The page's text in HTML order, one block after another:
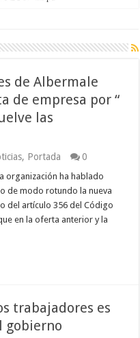
de Albermale
de empresa por “
las
, Portada 0
organización ha hablado
de modo rotundo la nueva
del artículo 356 del Código
en la oferta anterior y la
trabajadores es
gobierno